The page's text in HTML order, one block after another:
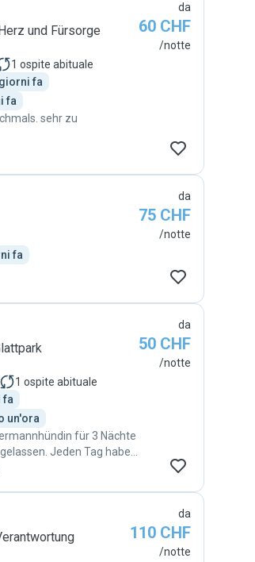
und Fürsorge
1 ospite abituale
fa
fa
sehr zu
da
60 CHF
/notte
fa
da
75 CHF
/notte
1 ospite abituale
fa
un'ora
für 3 Nächte
Jeden Tag haben
Unkompliziert und sie
da
50 CHF
/notte
da
110 CHF
/notte